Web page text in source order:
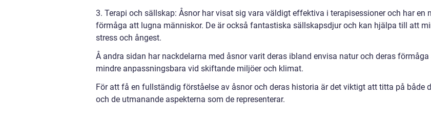
3. Terapi och sällskap: Åsnor har visat sig vara väldigt effektiva i terapisessioner och har en
förmåga att lugna människor. De är också fantastiska sällskapsdjur och kan hjälpa till att
stress och ångest.
Å andra sidan har nackdelarna med åsnor varit deras ibland envisa natur och deras förmåga
mindre anpassningsbara vid skiftande miljöer och klimat.
För att få en fullständig förståelse av åsnor och deras historia är det viktigt att titta på både
och de utmanande aspekterna som de representerar.